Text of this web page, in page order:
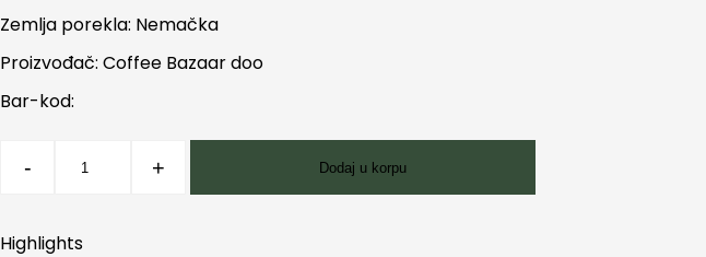
Zemlja porekla: Nemačka
Proizvođač: Coffee Bazaar doo
Bar-kod:
- + Dodaj u korpu
Highlights